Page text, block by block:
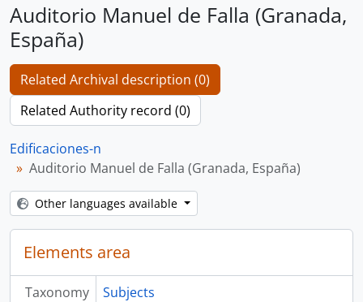
Auditorio Manuel de Falla (Granada,
España)
Related Archival description (0)
Related Authority record (0)
Edificaciones-n
Auditorio Manuel de Falla (Granada, España)
Other languages available
Elements area
Taxonomy
Subjects